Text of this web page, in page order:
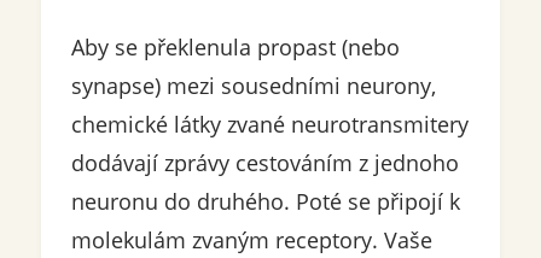
Aby se překlenula propast (nebo
synapse) mezi sousedními neurony,
chemické látky zvané neurotransmitery
dodávají zprávy cestováním z jednoho
neuronu do druhého. Poté se připojí k
molekulám zvaným receptory. Vaše